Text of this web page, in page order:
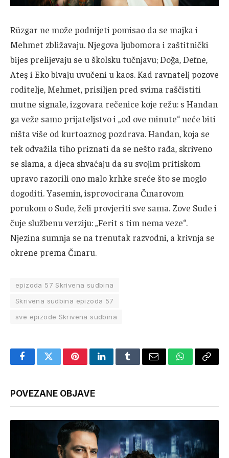
Rüzgar ne može podnijeti pomisao da se majka i
Mehmet zbližavaju. Njegova ljubomora i zaštitnički
bijes prelijevaju se u školsku tučnjavu; Doğa, Defne,
Ateş i Eko bivaju uvučeni u kaos. Kad ravnatelj pozove
roditelje, Mehmet, prisiljen pred svima raščistiti
mutne signale, izgovara rečenice koje režu: s Handan
ga veže samo prijateljstvo i „od ove minute“ neće biti
ništa više od kurtoaznog pozdrava. Handan, koja se
tek odvažila tiho priznati da se nešto rađa, skriveno
se slama, a djeca shvaćaju da su svojim pritiskom
upravo razorili ono malo krhke sreće što se moglo
dogoditi. Yasemin, isprovocirana Čınarovom
porukom o Sude, želi provjeriti sve sama. Zove Sude i
čuje službenu verziju: „Ferit s tim nema veze“.
Njezina sumnja se na trenutak razvodni, a krivnja se
okrene prema Čınaru.
epizoda 57 Skrivena sudbina
Skrivena sudbina epizoda 57
sve epizode Skrivena sudbina
FacebookTwitterPinterestLinkedInTumblrEmail WhatsApp
Copy
POVEZANE OBJAVE